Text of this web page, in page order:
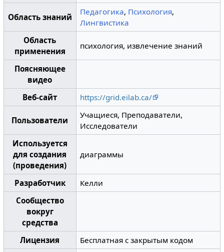
Область знаний
Педагогика, Психология,
Лингвистика
Область
применения
психология, извлечение знаний
Поясняющее
видео
Веб-сайт
https://grid.eilab.ca/
Пользователи
Учащиеся, Преподаватели,
Исследователи
Используется
для создания
(проведения)
диаграммы
Разработчик
Келли
Сообщество
вокруг
средства
Лицензия
Бесплатная с закрытым кодом